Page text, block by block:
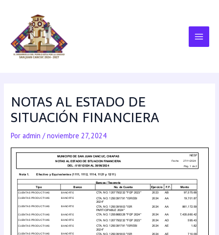
NOTAS AL ESTADO DE
SITUACIÓN FINANCIERA
Poradmin/noviembre 27, 2024